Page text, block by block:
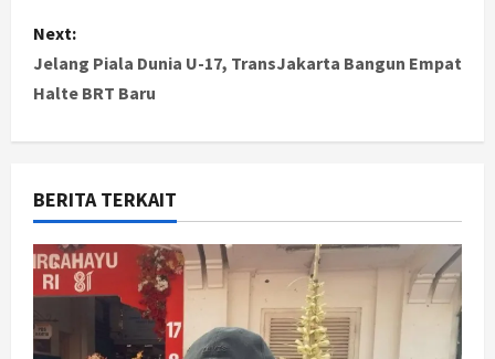
t
n
a
v
i
g
a
Next:
Jelang Piala Dunia U-17, TransJakarta Bangun Empat
Halte BRT Baru
BERITA TERKAIT